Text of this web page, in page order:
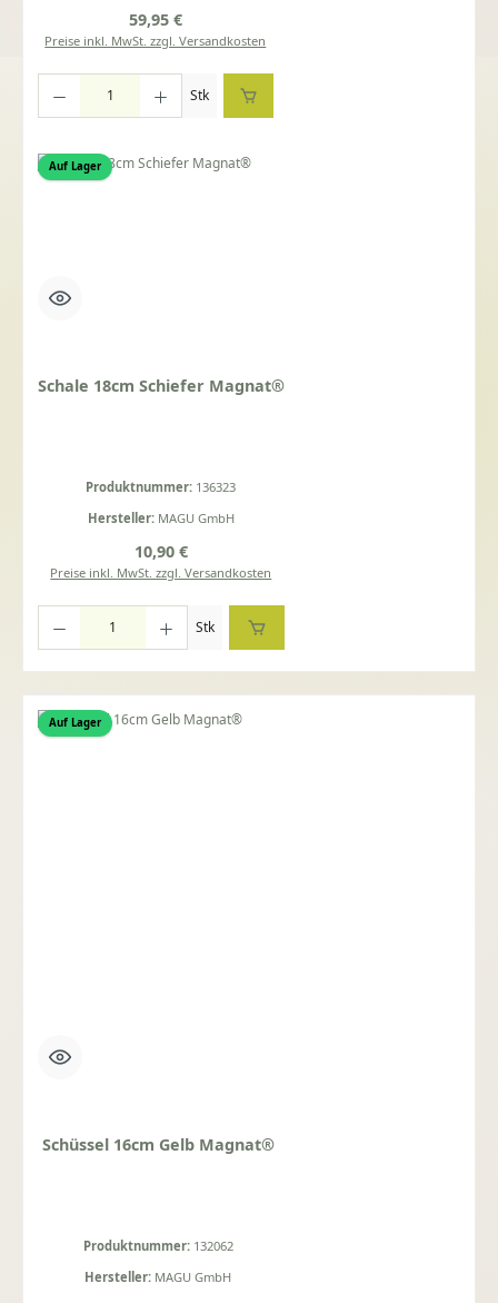
Regulärer Preis:
59,95 €
Preise inkl. MwSt. zzgl. Versandkosten
Produkt Anzahl: Gib den gewünschten Wert ein oder benutze die Schaltflächen um die
Stk
Auf Lager
Schale 18cm Schiefer Magnat®
Produktnummer: 136323
Hersteller: MAGU GmbH
Regulärer Preis:
10,90 €
Preise inkl. MwSt. zzgl. Versandkosten
Produkt Anzahl: Gib den gewünschten Wert ein oder benutze die Schaltflächen um die
Stk
Auf Lager
Schüssel 16cm Gelb Magnat®
Produktnummer: 132062
Hersteller: MAGU GmbH